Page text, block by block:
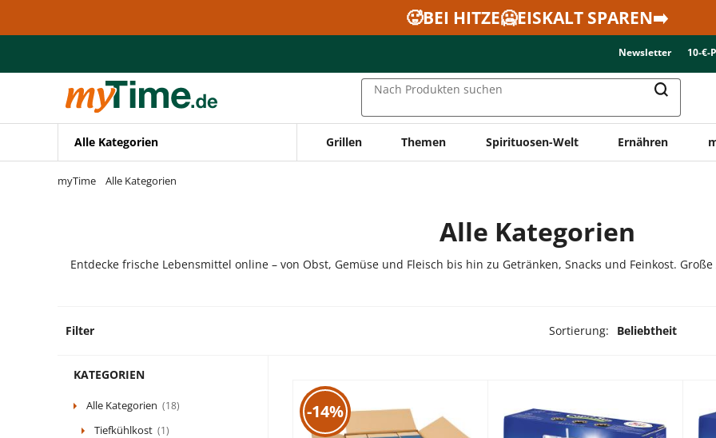
Zur Navigation springen
🥵BEI HITZE🥶EISKALT SPAREN➡️
Newsletter 10-€-
Nach Produkten suchen
Alle Kategorien Grillen Themen Spirituosen-Welt Ernähren
myTime Alle Kategorien
Alle Kategorien
Entdecke frische Lebensmittel online – von Obst, Gemüse und Fleisch bis hin zu Getränken, Snacks und Feinkost.
Filter Sortierung: Beliebtheit
KATEGORIEN
Alle Kategorien (18)
Tiefkühlkost (1)
-14%